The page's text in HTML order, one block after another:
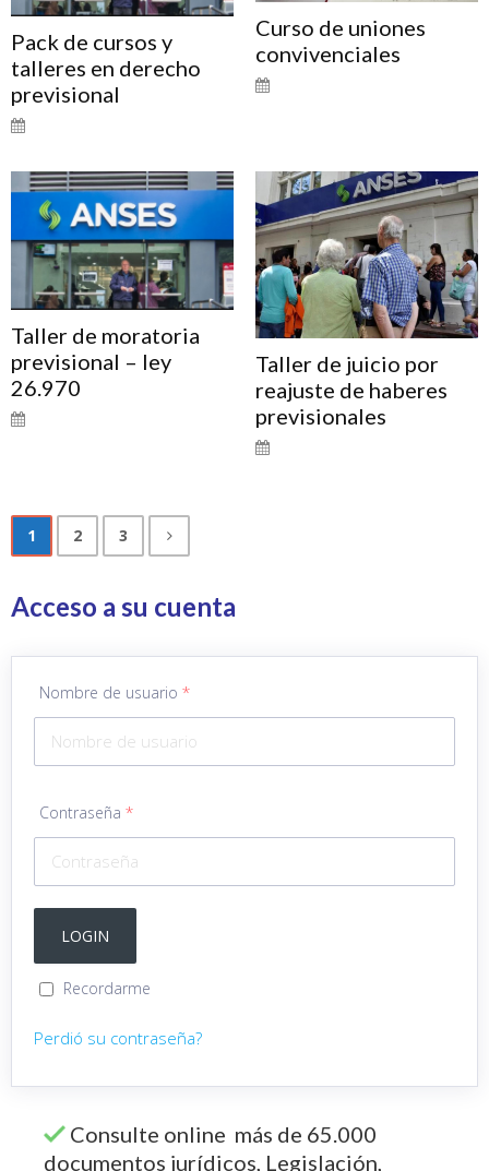
Pack de cursos y
talleres en derecho
previsional
Curso de uniones
convivenciales
Taller de moratoria
previsional – ley
26.970
Taller de juicio por
reajuste de haberes
previsionales
1 2 3
Acceso a su cuenta
Nombre de usuario *
Contraseña *
Recordarme
Perdió su contraseña?
Consulte online más de 65.000
documentos jurídicos, Legislación,